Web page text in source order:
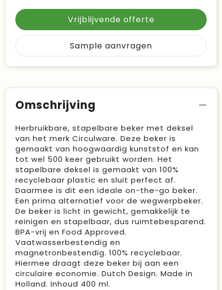
Vrijblijvende offerte
Sample aanvragen
Omschrijving
Herbruikbare, stapelbare beker met deksel
van het merk Circulware. Deze beker is
gemaakt van hoogwaardig kunststof en kan
tot wel 500 keer gebruikt worden. Het
stapelbare deksel is gemaakt van 100%
recyclebaar plastic en sluit perfect af.
Daarmee is dit een ideale on-the-go beker.
Een prima alternatief voor de wegwerpbeker.
De beker is licht in gewicht, gemakkelijk te
reinigen en stapelbaar, dus ruimtebesparend.
BPA-vrij en Food Approved.
Vaatwasserbestendig en
magnetronbestendig. 100% recyclebaar.
Hiermee draagt deze beker bij aan een
circulaire economie. Dutch Design. Made in
Holland. Inhoud 400 ml.